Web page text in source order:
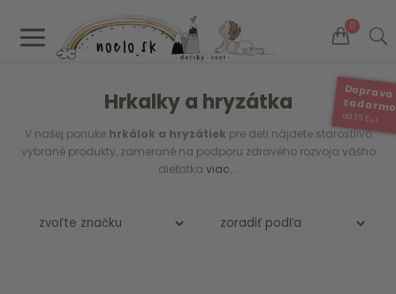
a 0
Doprava
od 35 Eur
Hrkalky a hryzátka
V našej ponuke hrkálok a hryzátiek pre deti nájdete starostlivo
vybrané produkty, zamerané na podporu zdravého rozvoja vášho
dieťatka.viac...